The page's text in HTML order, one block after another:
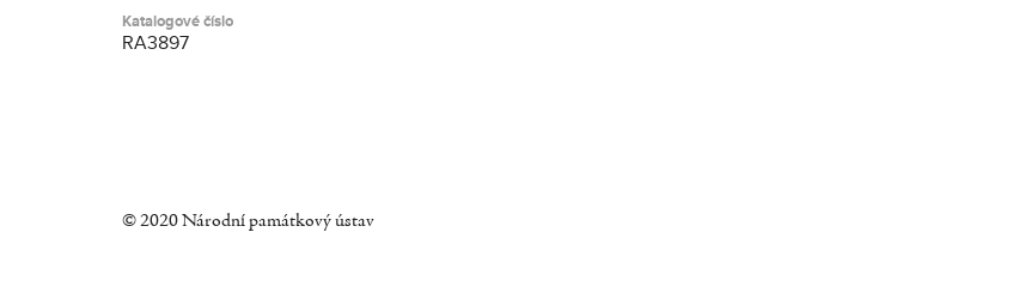
Katalogové číslo
RA3897
© 2020 Národní památkový ústav